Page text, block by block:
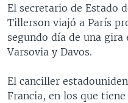
PANORAMA
ESTADOS UNIDOS AL DÍA
EL MUNDO AL DÍA [RADIO]
FORO [RADIO]
NOTA ECONÓMICA
SÍGANOS
Idiomas
El secretario de Estado
Tillerson viajó a París
segundo día de una
Varsovia y Davos.
El canciller
Francia, en los que